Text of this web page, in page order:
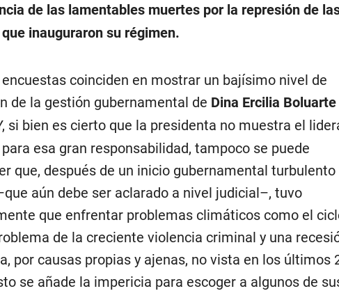
de las lamentables muertes por la represión de
inauguraron su régimen.
coinciden en mostrar un bajísimo nivel de
de la gestión gubernamental de Dina Ercilia Boluarte
si bien es cierto que la presidenta no muestra el
esa gran responsabilidad, tampoco se puede
que, después de un inicio gubernamental turbulento
aún debe ser aclarado a nivel judicial–, tuvo
que enfrentar problemas climáticos como el
de la creciente violencia criminal y una
por causas propias y ajenas, no vista en los últimos
se añade la impericia para escoger a algunos de